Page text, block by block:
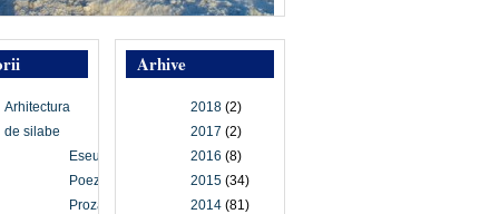
Arhive
2018 (2)
2017 (2)
2016 (8)
2015 (34)
2014 (81)
Arhitectura
de silabe
Eseu
Poezie
Proză